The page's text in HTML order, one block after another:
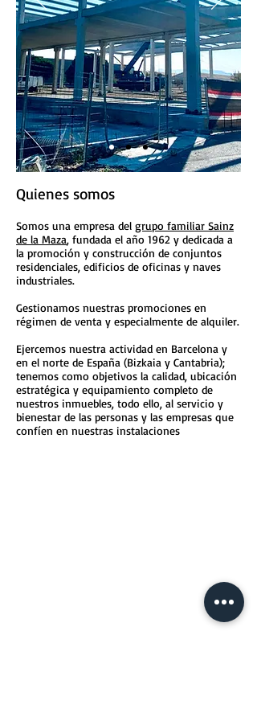
Quienes somos
Somos una empresa del grupo familiar Sainz
de la Maza, fundada el año 1962 y dedicada a
la promoción y construcción de conjuntos
residenciales, edificios de oficinas y naves
industriales.
Gestionamos nuestras promociones en
régimen de venta y especialmente de alquiler.
Ejercemos nuestra actividad en Barcelona y
en el norte de España (Bizkaia y Cantabria);
tenemos como objetivos la calidad, ubicación
estratégica y equipamiento completo de
nuestros inmuebles, todo ello, al servicio y
bienestar de las personas y las empresas que
confíen en nuestras instalaciones